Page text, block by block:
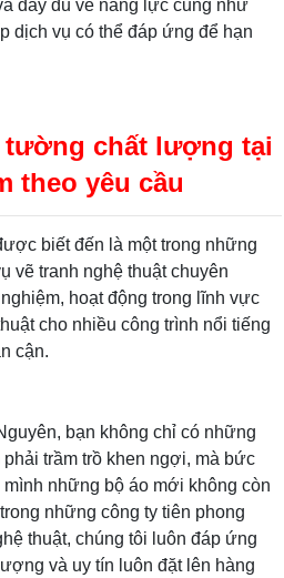
đầy đủ về năng lực cũng như
dịch vụ có thể đáp ứng để hạn
chất lượng tại
theo yêu cầu
biết đến là một trong những
vẽ tranh nghệ thuật chuyên
hoạt động trong lĩnh vực
cho nhiều công trình nổi tiếng
cận.
bạn không chỉ có những
trầm trồ khen ngợi, mà bức
những bộ áo mới không còn
những công ty tiên phong
thuật, chúng tôi luôn đáp ứng
và uy tín luôn đặt lên hàng